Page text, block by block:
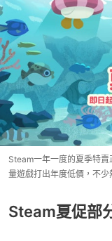
Steam一年一度的夏季特
量遊戲打出年度低價，不少
Steam夏促部